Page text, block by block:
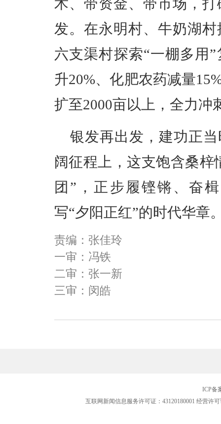
术、带资金、带市场，
发。在永明村、牛奶湖
六支渠村探索“一棚多用
升20%、化肥农药减量
扩至2000亩以上，全力冲
银发再出发，建功正
阔征程上，这支饱含桑梓
团”，正步履铿锵、奋
写“夕阳正红”的时代华章
责编：张佳玲
一审：冯铁
二审：张一新
三审：闵皓
ICP备
互联网新闻信息服务许可证：43120180001 经营许可